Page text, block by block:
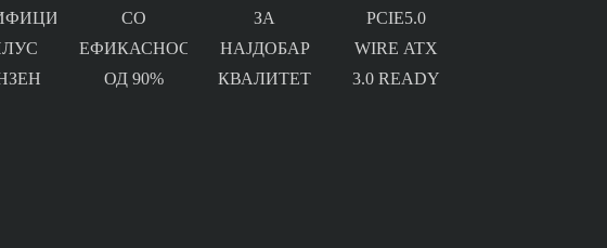
СО
ЕФИКАСНОСТ
ОД 90%
ЗА
НАЈДОБАР
КВАЛИТЕТ
PCIE5.0
WIRE ATX
3.0 READY